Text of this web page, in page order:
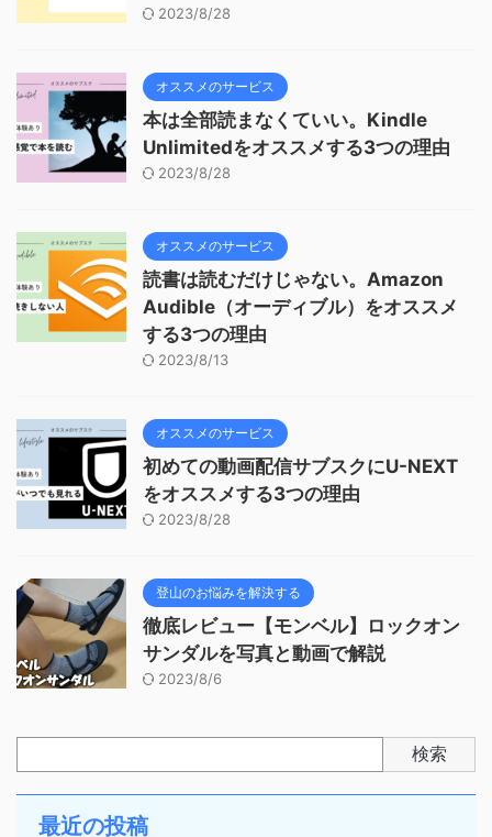
2023/8/28
オススメのサービス
本は全部読まなくていい。Kindle
Unlimitedをオススメする3つの理由
2023/8/28
オススメのサービス
読書は読むだけじゃない。Amazon
Audible（オーディブル）をオススメ
する3つの理由
2023/8/13
オススメのサービス
初めての動画配信サブスクにU-NEXT
をオススメする3つの理由
2023/8/28
登山のお悩みを解決する
徹底レビュー【モンベル】ロックオン
サンダルを写真と動画で解説
2023/8/6
検索
最近の投稿